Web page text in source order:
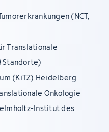
(NCT,
Translationale
Standorte)
(KiTZ) Heidelberg
Onkologie
Institut des